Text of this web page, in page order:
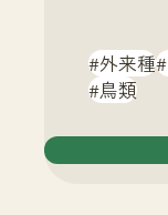
外来種
鳥類